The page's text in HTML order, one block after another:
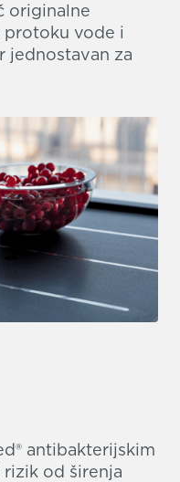
originalne
vode i
jednostavan za
antibakterijskim
od širenja